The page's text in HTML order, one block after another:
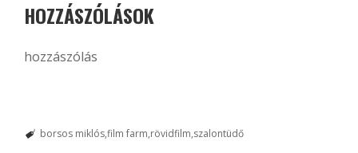
HOZZÁSZÓLÁSOK
hozzászólás
borsos miklósfilm farm rövidfilm szalontüdő